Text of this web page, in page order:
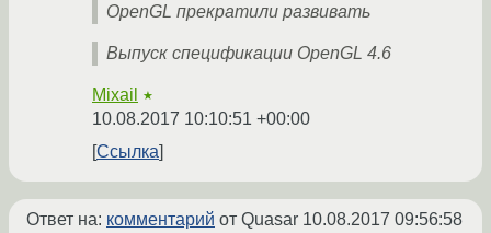
OpenGL прекратили развивать
Выпуск спецификации OpenGL 4.6
Mixail ★
10.08.2017 10:10:51 +00:00
Ссылка
Ответ на: комментарий от Quasar 10.08.2017 09:56:58